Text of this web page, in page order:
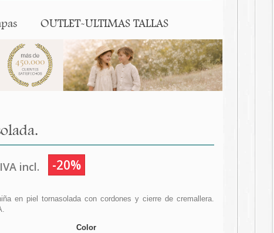
OUTLET-ULTIMAS TALLAS
IVA incl. -20%
en piel tornasolada con cordones y cierre de cremallera.
Color